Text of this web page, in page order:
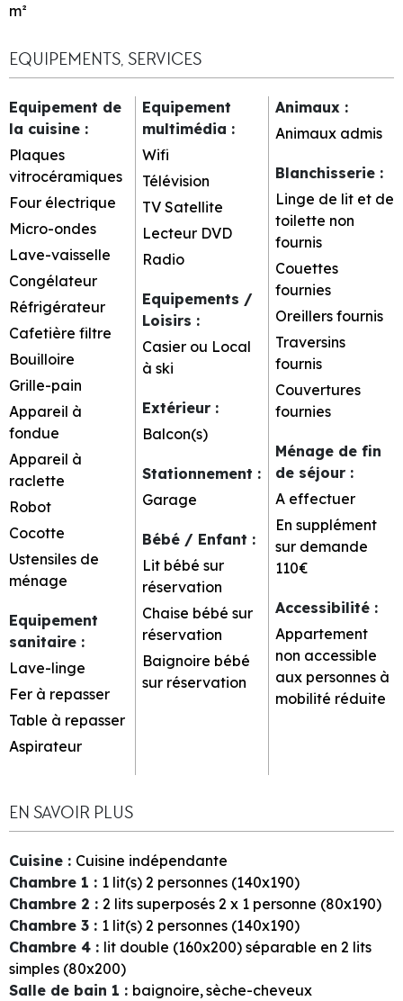
m²
EQUIPEMENTS, SERVICES
Equipement de
la cuisine :
Plaques
vitrocéramiques
Four électrique
Micro-ondes
Lave-vaisselle
Congélateur
Réfrigérateur
Cafetière filtre
Bouilloire
Grille-pain
Appareil à
fondue
Appareil à
raclette
Robot
Cocotte
Ustensiles de
ménage
Equipement
sanitaire :
Lave-linge
Fer à repasser
Table à repasser
Aspirateur
Equipement
multimédia :
Wifi
Télévision
TV Satellite
Lecteur DVD
Radio
Equipements /
Loisirs :
Casier ou Local
à ski
Extérieur :
Balcon(s)
Stationnement :
Garage
Bébé / Enfant :
Lit bébé sur
réservation
Chaise bébé sur
réservation
Baignoire bébé
sur réservation
Animaux :
Animaux admis
Blanchisserie :
Linge de lit et de
toilette non
fournis
Couettes
fournies
Oreillers fournis
Traversins
fournis
Couvertures
fournies
Ménage de fin
de séjour :
A effectuer
En supplément
sur demande
110€
Accessibilité :
Appartement
non accessible
aux personnes à
mobilité réduite
EN SAVOIR PLUS
Cuisine : Cuisine indépendante
Chambre 1 : 1 lit(s) 2 personnes (140x190)
Chambre 2 : 2 lits superposés 2 x 1 personne (80x190)
Chambre 3 : 1 lit(s) 2 personnes (140x190)
Chambre 4 : lit double (160x200) séparable en 2 lits
simples (80x200)
Salle de bain 1 : baignoire sèche-cheveux